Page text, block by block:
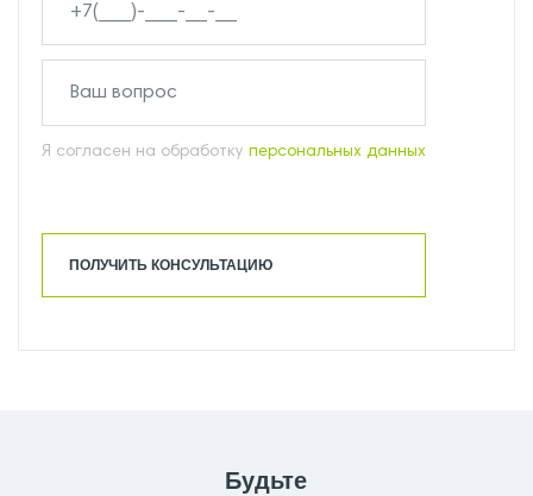
Я согласен на обработку персональных данных
ПОЛУЧИТЬ КОНСУЛЬТАЦИЮ
Будьте